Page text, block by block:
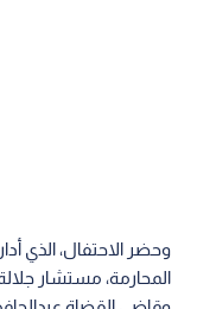
وحضر الاحتفال، الذي
المحارمة، مستشار